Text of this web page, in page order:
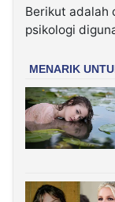
Berikut adalah
psikologi